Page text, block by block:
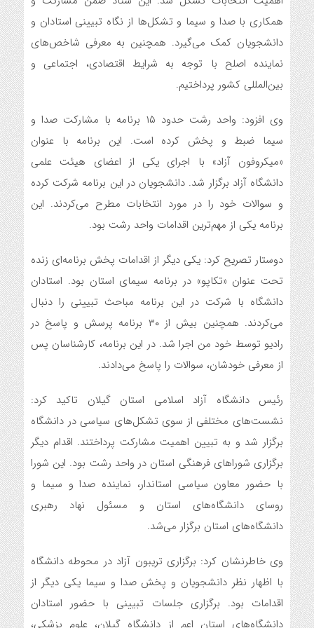
همکاری با صدا و سیما و تشکل‌ها از نگاه تبیینی استادان و
دانشجویان کمک می‌گیرد. همچنین به معرفی شاخص‌های
نماینده اصلح با توجه به شرایط اقتصادی، اجتماعی و
بین‌المللی کشور پرداختیم.
وی افزود: واحد رشت حدود ۱۵ برنامه با مشارکت صدا و
سیما ضبط و پخش کرده است. این برنامه با عنوان
«میکروفون آزاد» با اجرای یکی از اعضای هیئت علمی
دانشگاه آزاد برگزار شد. دانشجویان در این برنامه شرکت‌ کرده
و سوالات خود را در مورد انتخابات مطرح می‌کردند. این
برنامه یکی از مهم‌ترین اقدامات واحد رشت بود.
دوستار تصریح کرد: یکی دیگر از اقدامات پخش برنامه‌ای زنده
تحت عنوان «تکاپو» در برنامه سیمای استان بود. استادان
دانشگاه با شرکت در این برنامه مباحث تبیینی را دنبال
می‌کردند. همچنین بیش از ۳۰ برنامه پرسش و پاسخ در
رادیو توسط خود من اجرا شد. در این برنامه، کارشناسان پس
از معرفی خودشان، سوالات را پاسخ می‌دادند.
رئیس دانشگاه آزاد اسلامی استان گیلان تاکید کرد:
نشست‌های مختلفی از سوی تشکل‌های سیاسی در دانشگاه
برگزار شد و به تبیین اهمیت مشارکت پرداختند. اقدام دیگر
برگزاری شوراهای فرهنگی استان در واحد رشت بود. این شورا
با حضور معاون سیاسی استاندار، نماینده صدا و سیما و
روسای دانشگاه‌های استان و مسئول نهاد رهبری
دانشگاه‌های استان برگزار می‌شد.
وی خاطرنشان کرد: برگزاری تریبون آزاد در محوطه دانشگاه
با اظهار نظر دانشجویان و پخش صدا و سیما یکی دیگر از
اقدامات بود. برگزاری جلسات تبیینی با حضور استادان
دانشگاه‌های استان اعم از دانشگاه گیلان، علوم پزشکی،